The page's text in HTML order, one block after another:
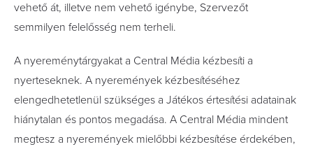
vehető át, illetve nem vehető igénybe, Szervezőt
semmilyen felelősség nem terheli.
A nyereménytárgyakat a Central Média kézbesíti a
nyerteseknek. A nyeremények kézbesítéséhez
elengedhetetlenül szükséges a Játékos értesítési adatainak
hiánytalan és pontos megadása. A Central Média mindent
megtesz a nyeremények mielőbbi kézbesítése érdekében,